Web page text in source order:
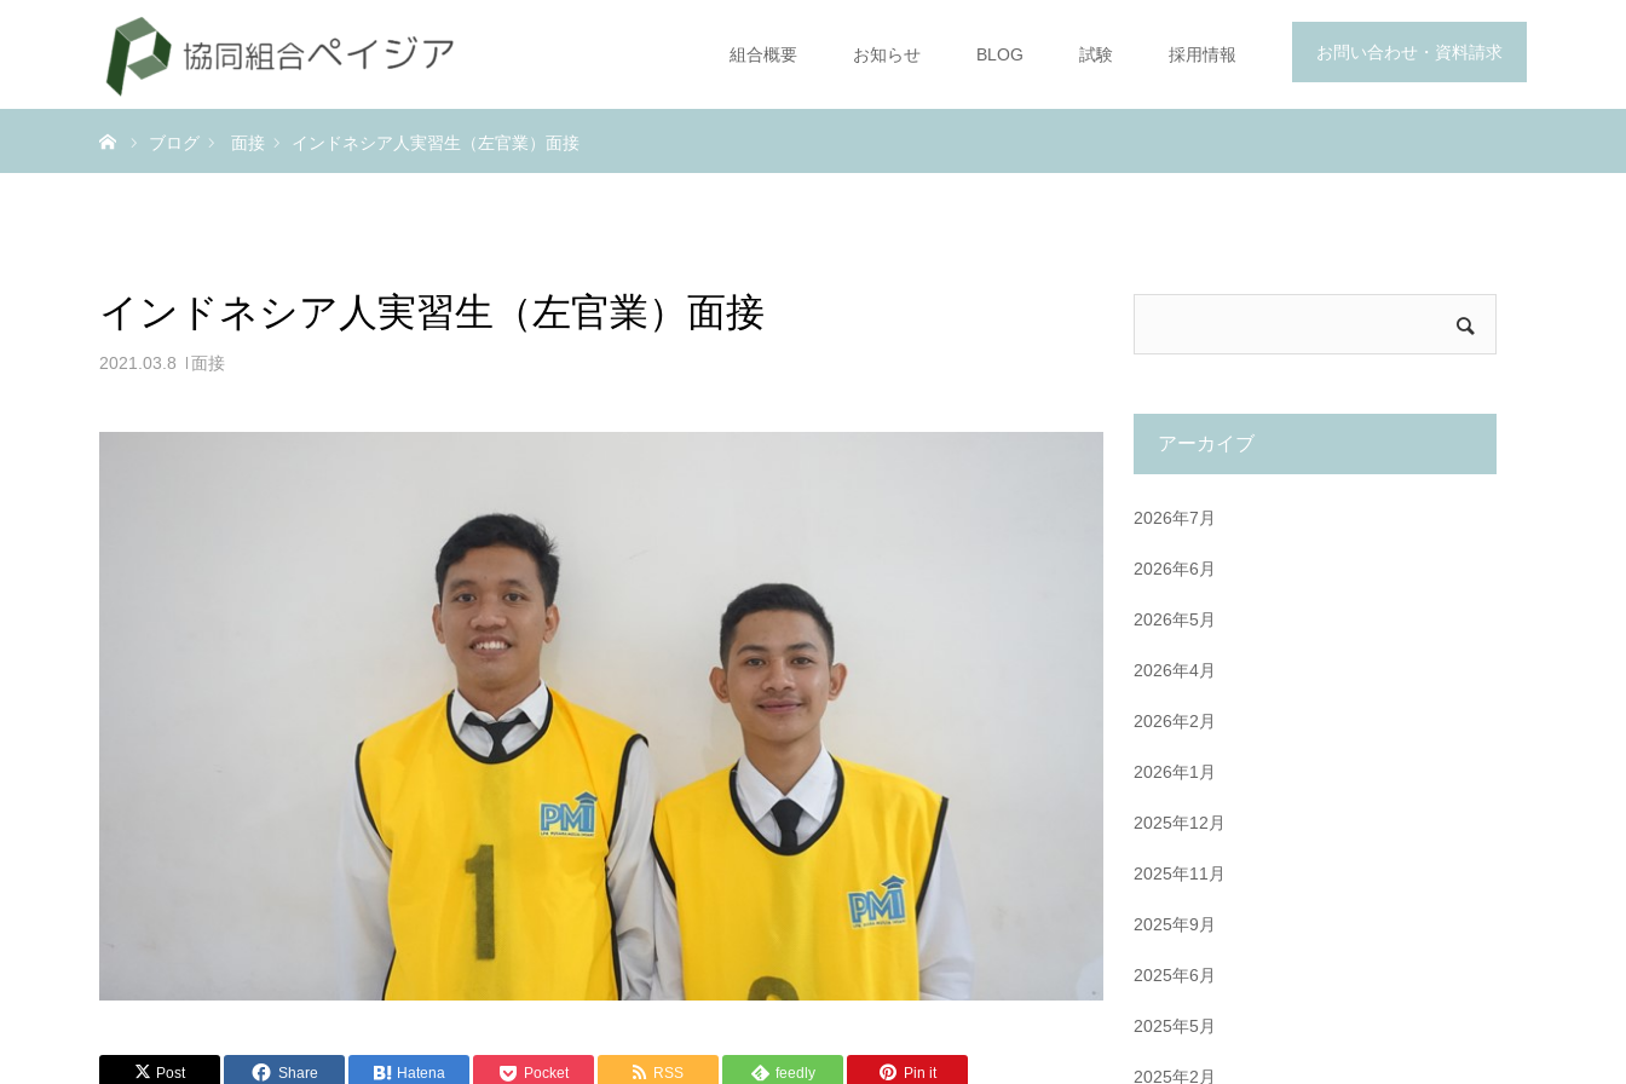
お問い合わせ・資料請求
組合概要 お知らせ BLOG 試験 採用情報
ブログ 面接 インドネシア人実習生（左官業）面接
インドネシア人実習生（左官業）面接
2021.03.8 面接
Post Share Hatena Pocket RSS feedly Pin it
アーカイブ
2026年7月
2026年6月
2026年5月
2026年4月
2026年2月
2026年1月
2025年12月
2025年11月
2025年9月
2025年6月
2025年5月
2025年2月